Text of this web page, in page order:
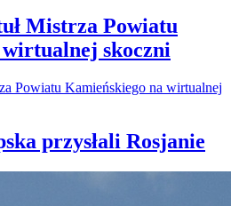
Mistrza Powiatu
skoczni
przysłali Rosjanie